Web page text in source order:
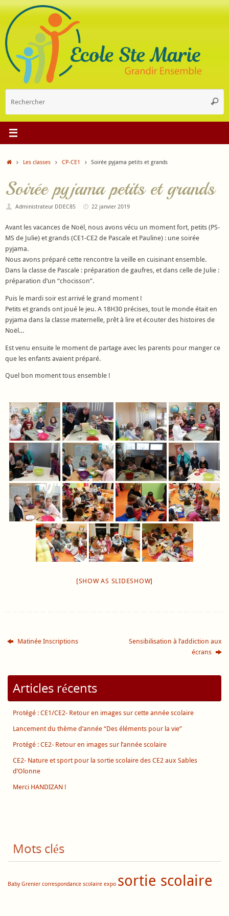
Passer
contenu
:
AccueilLes classes CP-CE1 Soirée pyjama petits et grands
Soirée pyjama petits et grands
Administrateur DDEC85 22 janvier 2019
Avant les vacances de Noël, nous avons vécu un moment fort, petits (PS-
MS de Julie) et grands (CE1-CE2 de Pascale et Pauline) : une soirée
pyjama.
Nous avons préparé cette rencontre la veille en cuisinant ensemble.
Dans la classe de Pascale : préparation de gaufres, et dans celle de Julie :
préparation d’un “chocisson”.
Puis le mardi soir est arrivé le grand moment !
Petits et grands ont joué le jeu. A 18H30 précises, tout le monde était en
pyjama dans la classe maternelle, prêt à lire et écouter des histoires de
Noël…
Est venu ensuite le moment de partage avec les parents pour manger ce
que les enfants avaient préparé.
Quel bon moment tous ensemble !
[SHOW AS SLIDESHOW]
Matinée Inscriptions
Sensibilisation à l’addiction aux
écrans
Articles récents
Protégé : CE1/CE2- Retour en images sur cette année scolaire
Lancement du thème d’année “Des éléments pour la vie”
Protégé : CE2- Retour en images sur l’année scolaire
CE2- Nature et sport pour la sortie scolaire des CE2 aux Sables
d’Olonne
Merci HANDIZAN !
Mots clés
Baby Grenier correspondance scolaire expo sortie scolaire